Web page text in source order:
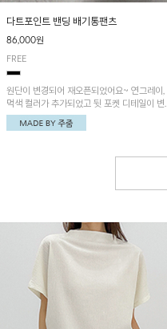
다트포인트 밴딩 배기통팬츠
86,000원
FREE
원단이 변경되어 재오픈되었어요~ 연그레이,
먹색 컬러가 추가되었고 뒷 포켓 디테일이 변
경되었습니다~가볍고 시원하게 착용되는 배
기통팬츠! 허리밴딩과 여유로운 통으로 편안해